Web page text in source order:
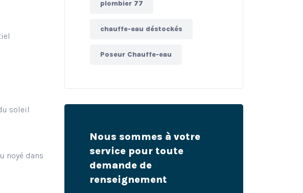
soleil
noyé dans
plombier 77
chauffe-eau déstockés
Poseur Chauffe-eau
Nous sommes à votre
service pour toute
demande de
renseignement